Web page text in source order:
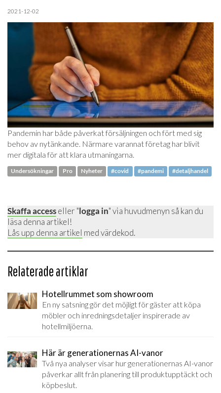
2021-12-02
Pandemin har både påverkat försäljningen och fört med sig
behov av nytänkande. Närmare varannat företag har blivit
mer digitala för att klara utmaningarna.
Undersökningar Pro Nyheter #covid #pandemi #detaljhandel
Skaffa accesseller "logga in" via huvudmenyn så kan du
läsa denna artikel!
Lås upp denna artikel med värdekod.
Relaterade artiklar
Hotellrummet som showroom
En ny satsning gör det möjligt för gäster att köpa
möbler och inredningsdetaljer inspirerade av
hotellmiljöerna.
Här är generationernas AI-vanor
Två nya analyser visar hur generationernas AI-vanor
påverkar allt från planering till produktupptäckt och
köpbeslut.